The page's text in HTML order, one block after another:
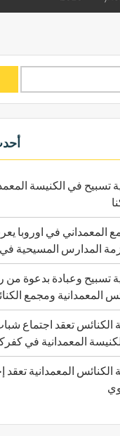
تسبيح في الكنيسة
المعمداني في اوروبا
المدارس المسيحية في
تسبيح وعبادة بدعوة من
المعمدانية ومجمع
الكنائس تعقد اجتماع
المعمدانية في
الكنائس المعمدانية تعقد